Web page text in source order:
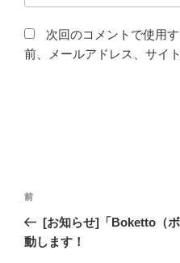
次回のコメントで使用
前、メールアドレス、サイ
投
ナ
前
の
投
前
[お知らせ]「Boketto（
動します！